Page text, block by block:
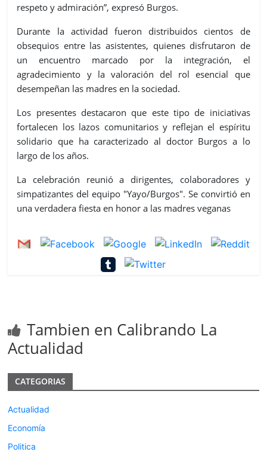
respeto y admiración”, expresó Burgos.
Durante la actividad fueron distribuidos cientos de
obsequios entre las asistentes, quienes disfrutaron de
un encuentro marcado por la integración, el
agradecimiento y la valoración del rol esencial que
desempeñan las madres en la sociedad.
Los presentes destacaron que este tipo de iniciativas
fortalecen los lazos comunitarios y reflejan el espíritu
solidario que ha caracterizado al doctor Burgos a lo
largo de los años.
La celebración reunió a dirigentes, colaboradores y
simpatizantes del equipo "Yayo/Burgos". Se convirtió en
una verdadera fiesta en honor a las madres veganas
Tambien en Calibrando La
Actualidad
CATEGORIAS
Actualidad
Economía
Politica